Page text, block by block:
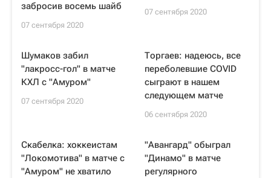
забросив восемь шайб
07 сентября 2020
07 сентября 2020
Шумаков забил
"лакросс-гол" в матче
КХЛ с "Амуром"
07 сентября 2020
Торгаев: надеюсь, все
переболевшие COVID
сыграют в нашем
следующем матче
06 сентября 2020
Скабелка: хоккеистам
"Локомотива" в матче с
"Амуром" не хватило
"Авангард" обыграл
"Динамо" в матче
регулярного